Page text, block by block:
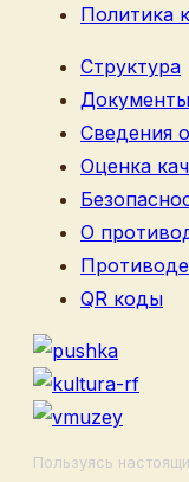
Политика
Структура
Документы
Сведения
Оценка
О
QR коды
Пользуясь